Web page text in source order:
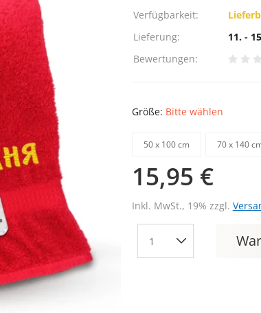
Verfügbarkeit:
Lieferung:
11. -
Bewertungen:
Größe: Bitte wählen
50 х 100 cm 70 х 140
15,95 €
Inkl. MwSt., 19% zzgl.